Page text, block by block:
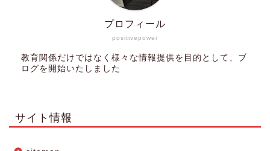
positivepower
プロフィール
教育関係だけではなく様々な情報提供を目的として、ブ
ログを開始いたしました
サイト情報